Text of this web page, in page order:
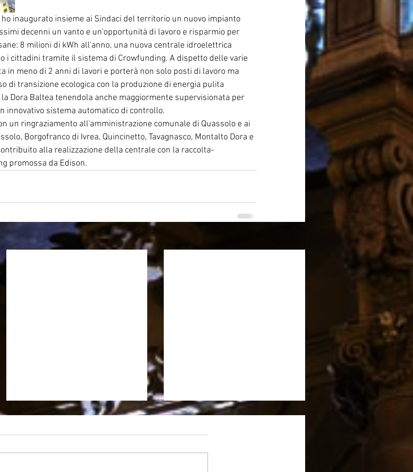
inaugurato insieme ai Sindaci del territorio un nuovo impianto
decenni un vanto e un'opportunità di lavoro e risparmio per
8 milioni di kWh all'anno, una nuova centrale idroelettrica
i cittadini tramite il sistema di Crowfunding. A dispetto delle varie
in meno di 2 anni di lavori e porterà non solo posti di lavoro ma
di transizione ecologica con la produzione di energia pulita
Dora Baltea tenendola anche maggiormente supervisionata per
innovativo sistema automatico di controllo.
un ringraziamento all'amministrazione comunale di Quassolo e ai
Borgofranco di Ivrea, Quincinetto, Tavagnasco, Montalto Dora e
alla realizzazione della centrale con la raccolta-
promossa da Edison.